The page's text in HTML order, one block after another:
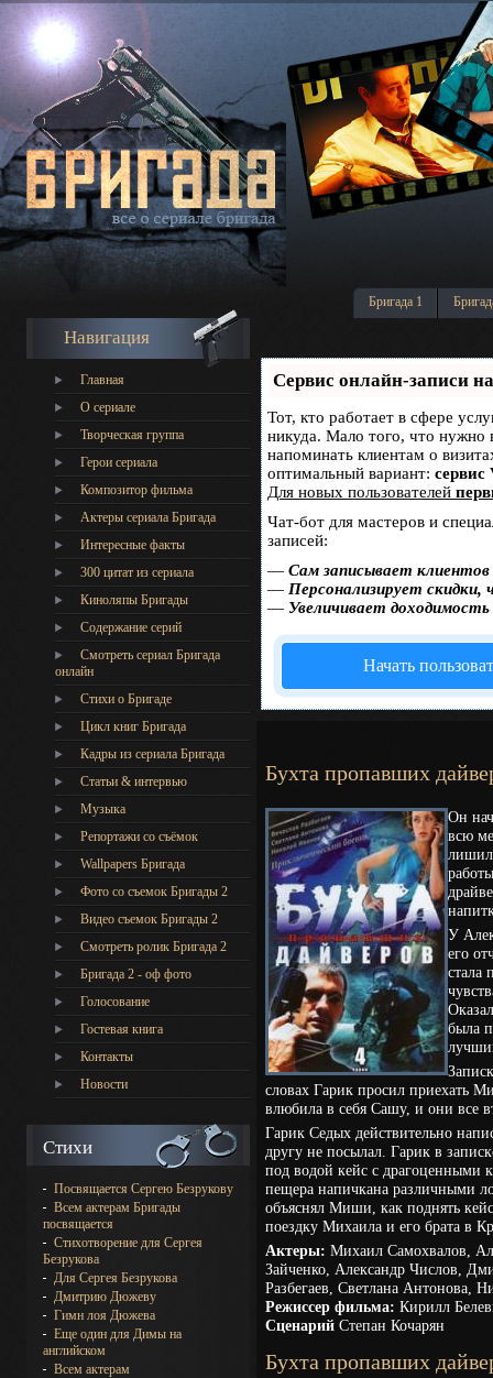
Бригада 1
Навигация
Главная
О сериале
Творческая группа
Герои сериала
Композитор фильма
Актеры сериала Бригада
Интересные факты
300 цитат из сериала
Киноляпы Бригады
Содержание серий
Смотреть сериал Бригада
онлайн
Стихи о Бригаде
Цикл книг Бригада
Кадры из сериала Бригада
Статьи & интервью
Музыка
Репортажи со съёмок
Wallpapers Бригада
Фото со съемок Бригады 2
Видео съемок Бригады 2
Cмотреть ролик Бригада 2
Бригада 2 - оф фото
Голосование
Гостевая книга
Контакты
Новости
Стихи
Посвящается Сергею Безрукову
Всем актерам Бригады
посвящается
Стихотворение для Сергея
Безрукова
Для Сергея Безрукова
Дмитрию Дюжеву
Гимн лоя Дюжева
Еще один для Димы на
английском
Всем актерам
Сервис онлайн-записи
Тот, кто работает в сфере
никуда. Мало того, что нужно
напоминать клиентам о
оптимальный вариант: сервис
Для новых пользователей
Чат-бот для мастеров и
записей:
— Сам записывает
— Персонализирует скидки,
— Увеличивает
Начать
Бухта пропавших
Он
всю
У
его
стала
была
словах Гарик просил приехать
влюбила в себя Сашу, и они все
Гарик Седых действительно
другу не посылал. Гарик в
под водой кейс с драгоценными
пещера напичкана различными
объяснял Миши, как поднять
поездку Михаила и его брата в
Актеры: Михаил Самохвалов,
Зайченко, Александр Числов,
Разбегаев, Светлана Антонова,
Режиссер фильма: Кирилл
Сценарий Степан Кочарян
Бухта пропавших